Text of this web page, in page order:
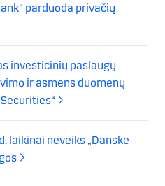
parduoda privačių
investicinių paslaugų
ir asmens duomenų
laikinai neveiks „Danske